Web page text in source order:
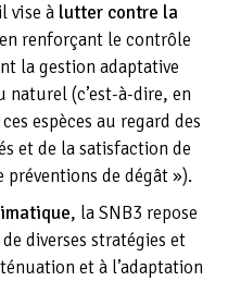
vise à lutter contre la
renforçant le contrôle
la gestion adaptative
naturel (c’est-à-dire, en
espèces au regard des
et de la satisfaction de
de dégât »).
, la SNB3 repose
diverses stratégies et
et à l’adaptation